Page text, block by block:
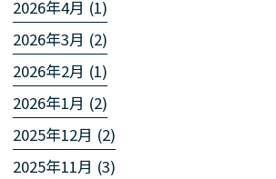
2026年4月 (1)
2026年3月 (2)
2026年2月 (1)
2026年1月 (2)
2025年12月 (2)
2025年11月 (3)